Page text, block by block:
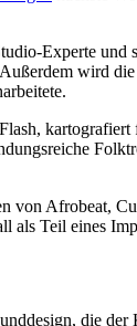
Experte
wird
Afrobeat,
als Teil eines
die